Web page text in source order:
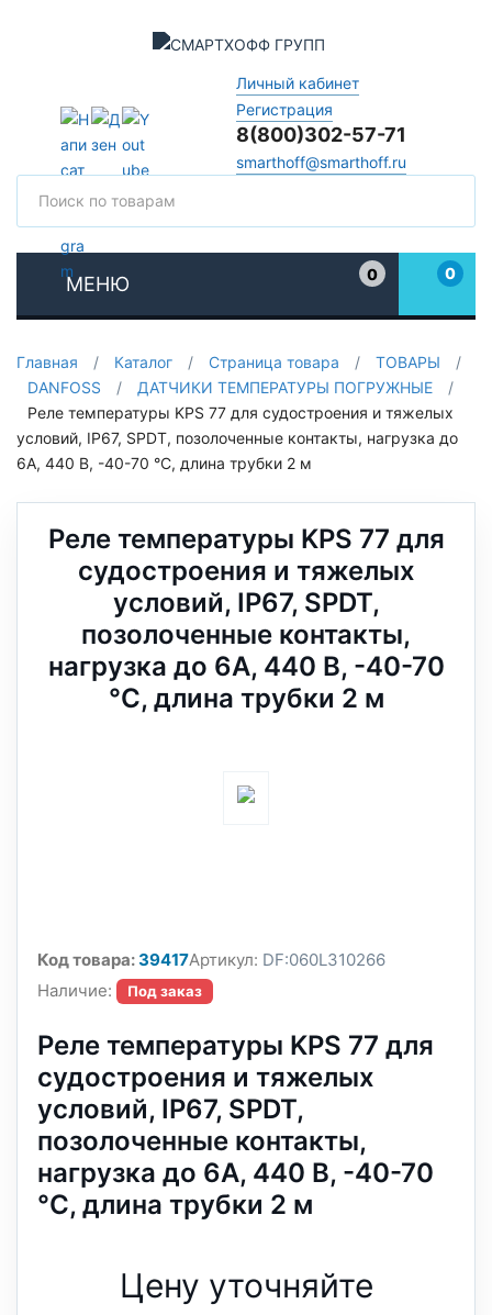
Личный кабинет
Регистрация
8(800)302-57-71
smarthoff@smarthoff.ru
МЕНЮ
0
0
Главная / Каталог / Страница товара / ТОВАРЫ
/
DANFOSS
/ ДАТЧИКИ ТЕМПЕРАТУРЫ ПОГРУЖНЫЕ
/
Реле температуры KPS 77 для судостроения и тяжелых
условий, IP67, SPDT, позолоченные контакты, нагрузка до
6А, 440 В, -40-70 °C, длина трубки 2 м
Реле температуры KPS 77 для
судостроения и тяжелых
условий, IP67, SPDT,
позолоченные контакты,
нагрузка до 6А, 440 В, -40-70
°C, длина трубки 2 м
Код товара:39417Артикул: DF:060L310266
Наличие:
Под заказ
Реле температуры KPS 77 для
судостроения и тяжелых
условий, IP67, SPDT,
позолоченные контакты,
нагрузка до 6А, 440 В, -40-70
°C, длина трубки 2 м
Цену уточняйте